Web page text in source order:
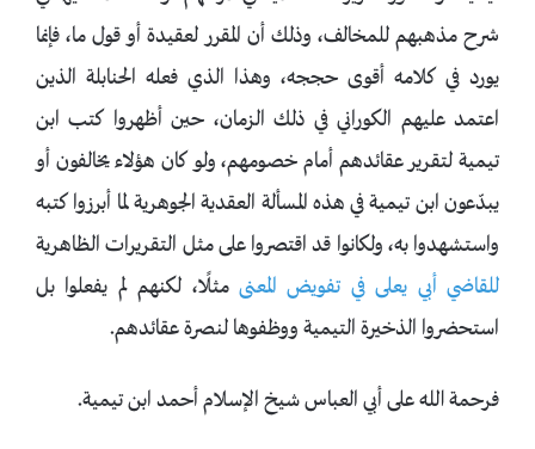
شرح مذهبهم للمخالف، وذلك أن المقرر لعقيدة أو قول ما، فإنما
يورد في كلامه أقوى حججه، وهذا الذي فعله الحنابلة الذين
اعتمد عليهم الكوراني في ذلك الزمان، حين أظهروا كتب ابن
تيمية لتقرير عقائدهم أمام خصومهم، ولو كان هؤلاء يخالفون أو
يبدّعون ابن تيمية في هذه المسألة العقدية الجوهرية لما أبرزوا كتبه
واستشهدوا به، ولكانوا قد اقتصروا على مثل التقريرات الظاهرية
للقاضي أبي يعلى في تفويض المعنى مثلًا، لكنهم لم يفعلوا بل
استحضروا الذخيرة التيمية ووظفوها لنصرة عقائدهم.
فرحمة الله على أبي العباس شيخ الإسلام أحمد ابن تيمية.